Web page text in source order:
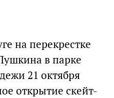
на перекрестке
в парке
21 октября
открытие скейт-